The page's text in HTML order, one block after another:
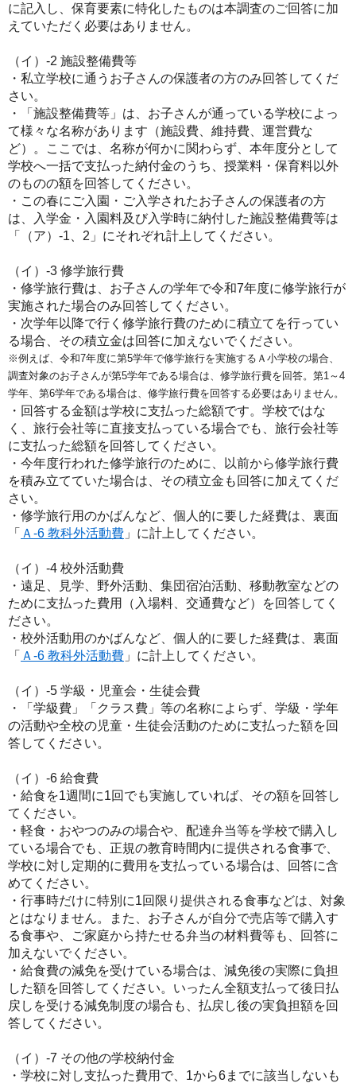
に記入し、保育要素に特化したものは本調査のご回答に加
えていただく必要はありません。
（イ）-2 施設整備費等
・私立学校に通うお子さんの保護者の方のみ回答してくだ
さい。
・「施設整備費等」は、お子さんが通っている学校によっ
て様々な名称があります（施設費、維持費、運営費な
ど）。ここでは、名称が何かに関わらず、本年度分として
学校へ一括で支払った納付金のうち、授業料・保育料以外
のものの額を回答してください。
・この春にご入園・ご入学されたお子さんの保護者の方
は、入学金・入園料及び入学時に納付した施設整備費等は
「（ア）-1、2」にそれぞれ計上してください。
（イ）-3 修学旅行費
・修学旅行費は、お子さんの学年で令和7年度に修学旅行が
実施された場合のみ回答してください。
・次学年以降で行く修学旅行費のために積立てを行ってい
る場合、その積立金は回答に加えないでください。
※例えば、令和7年度に第5学年で修学旅行を実施するＡ小学校の場合、
調査対象のお子さんが第5学年である場合は、修学旅行費を回答。第1～4
学年、第6学年である場合は、修学旅行費を回答する必要はありません。
・回答する金額は学校に支払った総額です。学校ではな
く、旅行会社等に直接支払っている場合でも、旅行会社等
に支払った総額を回答してください。
・今年度行われた修学旅行のために、以前から修学旅行費
を積み立てていた場合は、その積立金も回答に加えてくだ
さい。
・修学旅行用のかばんなど、個人的に要した経費は、裏面
「 Ａ-6 教科外活動費 」に計上してください。
（イ）-4 校外活動費
・遠足、見学、野外活動、集団宿泊活動、移動教室などの
ために支払った費用（入場料、交通費など）を回答してく
ださい。
・校外活動用のかばんなど、個人的に要した経費は、裏面
「 Ａ-6 教科外活動費 」に計上してください。
（イ）-5 学級・児童会・生徒会費
・「学級費」「クラス費」等の名称によらず、学級・学年
の活動や全校の児童・生徒会活動のために支払った額を回
答してください。
（イ）-6 給食費
・給食を1週間に1回でも実施していれば、その額を回答し
てください。
・軽食・おやつのみの場合や、配達弁当等を学校で購入し
ている場合でも、正規の教育時間内に提供される食事で、
学校に対し定期的に費用を支払っている場合は、回答に含
めてください。
・行事時だけに特別に1回限り提供される食事などは、対象
とはなりません。また、お子さんが自分で売店等で購入す
る食事や、ご家庭から持たせる弁当の材料費等も、回答に
加えないでください。
・給食費の減免を受けている場合は、減免後の実際に負担
した額を回答してください。いったん全額支払って後日払
戻しを受ける減免制度の場合も、払戻し後の実負担額を回
答してください。
（イ）-7 その他の学校納付金
・学校に対し支払った費用で、1から6までに該当しないも